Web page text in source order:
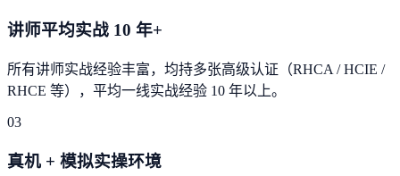
讲师平均实战 10 年+
所有讲师实战经验丰富，均持多张高级认证（RHCA / HCIE /
RHCE 等），平均一线实战经验 10 年以上。
03
真机 + 模拟实操环境